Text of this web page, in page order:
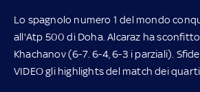
Lo spagnolo numero 1 del mondo
all'Atp 500 di Doha. Alcaraz ha
Khachanov (6-7. 6-4, 6-3 i parziali).
VIDEO gli highlights del match dei